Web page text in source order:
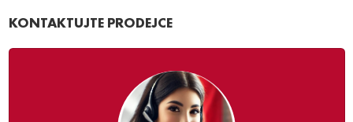
KONTAKTUJTE PRODEJCE